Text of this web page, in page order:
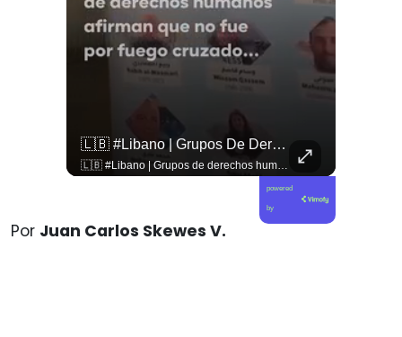
🇱🇧 #Libano | Grupos De Derechos Humanos Presentan Pruebas Sobre El Asesinato De La Periodista Libanesa Amal Khalil, Asesinada Por Israel.
🇱🇧 #Libano | Grupos de derechos humanos presentan pruebas sobre el asesinato de la periodista libanesa Amal Khalil, asesinada por Israel.
powered
by
Por Juan Carlos Skewes V.